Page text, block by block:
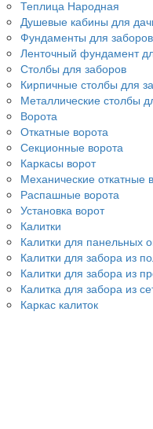
Теплица Народная
Душевые кабины для
Фундаменты для заборов
Ленточный фундамент
Столбы для заборов
Кирпичные столбы для
Металлические столбы
Ворота
Откатные ворота
Секционные ворота
Каркасы ворот
Механические откатные
Распашные ворота
Установка ворот
Калитки
Калитки для панельных
Калитки для забора из
Калитки для забора из
Калитка для забора из
Каркас калиток